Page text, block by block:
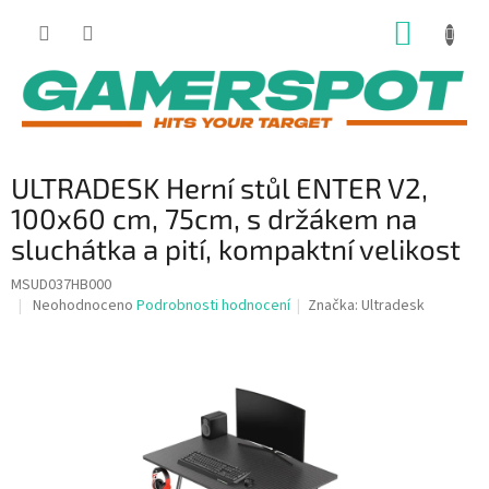
ULTRADESK Herní stůl ENTER V2,
100x60 cm, 75cm, s držákem na
sluchátka a pití, kompaktní velikost
MSUD037HB000
Průměrné
Neohodnoceno Podrobnosti hodnocení Značka:Ultradesk